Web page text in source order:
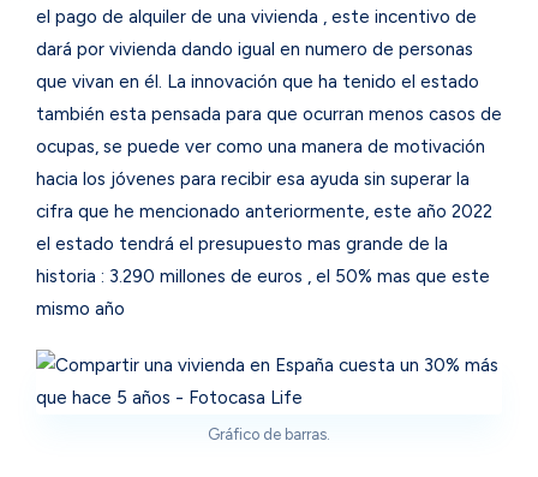
el pago de alquiler de una vivienda , este incentivo de
dará por vivienda dando igual en numero de personas
que vivan en él. La innovación que ha tenido el estado
también esta pensada para que ocurran menos casos de
ocupas, se puede ver como una manera de motivación
hacia los jóvenes para recibir esa ayuda sin superar la
cifra que he mencionado anteriormente, este año 2022
el estado tendrá el presupuesto mas grande de la
historia : 3.290 millones de euros , el 50% mas que este
mismo año
Gráfico de barras.